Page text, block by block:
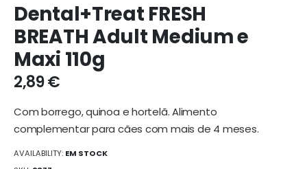
para
o
início
da
galeria
de
Dental+Treat FRESH
BREATH Adult Medium e
Maxi 110g
2,89 €
Com borrego, quinoa e hortelã. Alimento
complementar para cães com mais de 4 meses.
AVAILABILITY: EM STOCK